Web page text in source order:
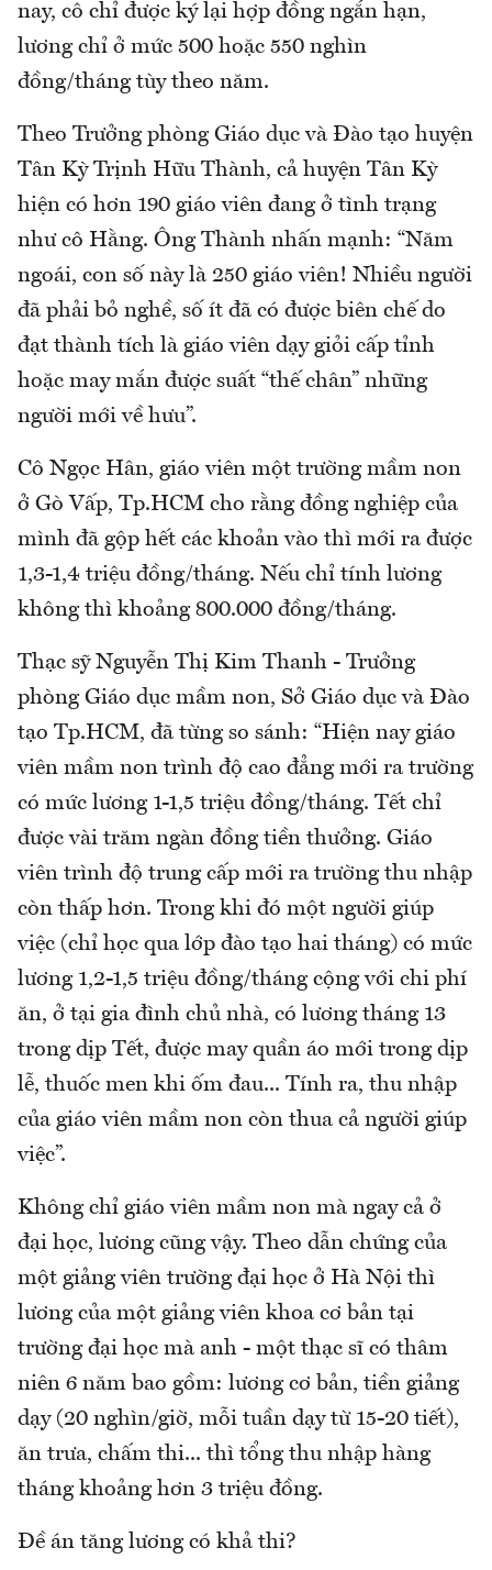
nay, cô chỉ được ký lại hợp đồng ngắn hạn,
lương chỉ ở mức 500 hoặc 550 nghìn
đồng/tháng tùy theo năm.
Theo Trưởng phòng Giáo dục và Đào tạo huyện
Tân Kỳ Trịnh Hữu Thành, cả huyện Tân Kỳ
hiện có hơn 190 giáo viên đang ở tình trạng
như cô Hằng. Ông Thành nhấn mạnh: “Năm
ngoái, con số này là 250 giáo viên! Nhiều người
đã phải bỏ nghề, số ít đã có được biên chế do
đạt thành tích là giáo viên dạy giỏi cấp tỉnh
hoặc may mắn được suất “thế chân” những
người mới về hưu”.
Cô Ngọc Hân, giáo viên một trường mầm non
ở Gò Vấp, Tp.HCM cho rằng đồng nghiệp của
mình đã gộp hết các khoản vào thì mới ra được
1,3-1,4 triệu đồng/tháng. Nếu chỉ tính lương
không thì khoảng 800.000 đồng/tháng.
Thạc sỹ Nguyễn Thị Kim Thanh - Trưởng
phòng Giáo dục mầm non, Sở Giáo dục và Đào
tạo Tp.HCM, đã từng so sánh: “Hiện nay giáo
viên mầm non trình độ cao đẳng mới ra trường
có mức lương 1-1,5 triệu đồng/tháng. Tết chỉ
được vài trăm ngàn đồng tiền thưởng. Giáo
viên trình độ trung cấp mới ra trường thu nhập
còn thấp hơn. Trong khi đó một người giúp
việc (chỉ học qua lớp đào tạo hai tháng) có mức
lương 1,2-1,5 triệu đồng/tháng cộng với chi phí
ăn, ở tại gia đình chủ nhà, có lương tháng 13
trong dịp Tết, được may quần áo mới trong dịp
lễ, thuốc men khi ốm đau... Tính ra, thu nhập
của giáo viên mầm non còn thua cả người giúp
việc”.
Không chỉ giáo viên mầm non mà ngay cả ở
đại học, lương cũng vậy. Theo dẫn chứng của
một giảng viên trường đại học ở Hà Nội thì
lương của một giảng viên khoa cơ bản tại
trường đại học mà anh - một thạc sĩ có thâm
niên 6 năm bao gồm: lương cơ bản, tiền giảng
dạy (20 nghìn/giờ, mỗi tuần dạy từ 15-20 tiết),
ăn trưa, chấm thi... thì tổng thu nhập hàng
tháng khoảng hơn 3 triệu đồng.
Đề án tăng lương có khả thi?